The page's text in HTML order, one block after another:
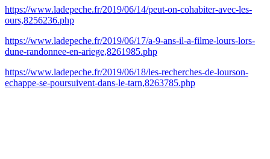
https://www.ladepeche.fr/2019/06/14/peut-on-cohabiter-avec-les-
ours,8256236.php
https://www.ladepeche.fr/2019/06/17/a-9-ans-il-a-filme-lours-lors-
dune-randonnee-en-ariege,8261985.php
https://www.ladepeche.fr/2019/06/18/les-recherches-de-lourson-
echappe-se-poursuivent-dans-le-tarn,8263785.php